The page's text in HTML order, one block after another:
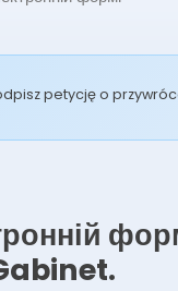
petycję o